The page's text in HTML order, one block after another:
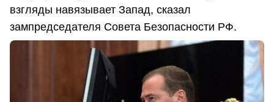
взгляды навязывает Запад, сказал
зампредседателя Совета Безопасности РФ.